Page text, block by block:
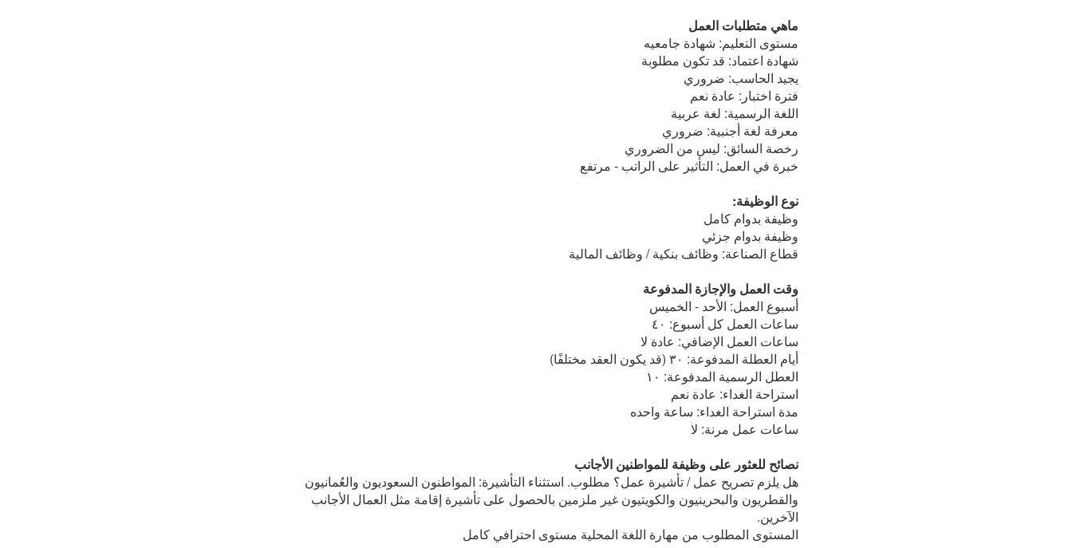
ماهي متطلبات العمل
مستوى التعليم: شهادة جامعيه
شهادة اعتماد: قد تكون مطلوبة
يجيد الحاسب: ضروري
فترة اختبار: عادة نعم
اللغة الرسمية: لغة عربية
معرفة لغة أجنبية: ضروري
رخصة السائق: ليس من الضروري
خبرة في العمل: التأثير على الراتب - مرتفع
نوع الوظيفة:
وظيفة بدوام كامل
وظيفة بدوام جزئي
قطاع الصناعة: وظائف بنكية / وظائف المالية
وقت العمل والإجازة المدفوعة
أسبوع العمل: الأحد - الخميس
ساعات العمل كل أسبوع: ٤٠
ساعات العمل الإضافي: عادة لا
أيام العطلة المدفوعة: ٣٠ (قد يكون العقد مختلفًا)
العطل الرسمية المدفوعة: ١٠
استراحة الغداء: عادة نعم
مدة استراحة الغداء: ساعة واحده
ساعات عمل مرنة: لا
نصائح للعثور على وظيفة للمواطنين الأجانب
هل يلزم تصريح عمل / تأشيرة عمل؟ مطلوب. استثناء التأشيرة: المواطنون السعوديون والعُمانيون
والقطريون والبحرينيون والكويتيون غير ملزمين بالحصول على تأشيرة إقامة مثل العمال الأجانب
الآخرين.
المستوى المطلوب من مهارة اللغة المحلية مستوى احترافي كامل